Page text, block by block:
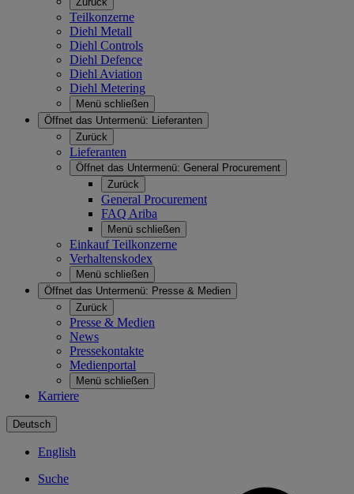
Teilkonzerne
Diehl Metall
Diehl Controls
Diehl Defence
Diehl Aviation
Diehl Metering
Menü schließen
Öffnet das Untermenü: Lieferanten
Zurück
Lieferanten
Öffnet das Untermenü: General Procurement
Zurück
General Procurement
FAQ Ariba
Menü schließen
Einkauf Teilkonzerne
Verhaltenskodex
Menü schließen
Öffnet das Untermenü: Presse & Medien
Zurück
Presse & Medien
News
Pressekontakte
Medienportal
Menü schließen
Karriere
Deutsch
English
Suche